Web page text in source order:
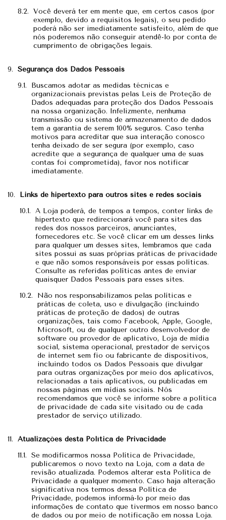
Você deverá ter em mente que, em certos casos (por
exemplo, devido a requisitos legais), o seu pedido
poderá não ser imediatamente satisfeito, além de que
nós poderemos não conseguir atendê-lo por conta de
cumprimento de obrigações legais.
Segurança dos Dados Pessoais
Buscamos adotar as medidas técnicas e
organizacionais previstas pelas Leis de Proteção de
Dados adequadas para proteção dos Dados Pessoais
na nossa organização. Infelizmente, nenhuma
transmissão ou sistema de armazenamento de dados
tem a garantia de serem 100% seguros. Caso tenha
motivos para acreditar que sua interação conosco
tenha deixado de ser segura (por exemplo, caso
acredite que a segurança de qualquer uma de suas
contas foi comprometida), favor nos notificar
imediatamente.
Links de hipertexto para outros sites e redes sociais
A Loja poderá, de tempos a tempos, conter links de
hipertexto que redirecionará você para sites das
redes dos nossos parceiros, anunciantes,
fornecedores etc. Se você clicar em um desses links
para qualquer um desses sites, lembramos que cada
sites possui as suas próprias práticas de privacidade
e que não somos responsáveis por essas políticas.
Consulte as referidas políticas antes de enviar
quaisquer Dados Pessoais para esses sites.
Não nos responsabilizamos pelas políticas e
práticas de coleta, uso e divulgação (incluindo
práticas de proteção de dados) de outras
organizações, tais como Facebook, Apple, Google,
Microsoft, ou de qualquer outro desenvolvedor de
software ou provedor de aplicativo, Loja de mídia
social, sistema operacional, prestador de serviços
de internet sem fio ou fabricante de dispositivos,
incluindo todos os Dados Pessoais que divulgar
para outras organizações por meio dos aplicativos,
relacionadas a tais aplicativos, ou publicadas em
nossas páginas em mídias sociais. Nós
recomendamos que você se informe sobre a política
de privacidade de cada site visitado ou de cada
prestador de serviço utilizado.
Atualizações desta Política de Privacidade
Se modificarmos nossa Política de Privacidade,
publicaremos o novo texto na Loja, com a data de
revisão atualizada. Podemos alterar esta Política de
Privacidade a qualquer momento. Caso haja alteração
significativa nos termos dessa Política de
Privacidade, podemos informá-lo por meio das
informações de contato que tivermos em nosso banco
de dados ou por meio de notificação em nossa Loja.